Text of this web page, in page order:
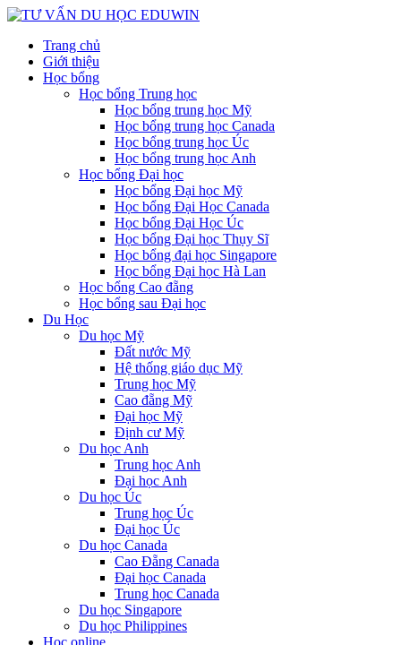
Trang chủ
Giới thiệu
Học bổng
Học bổng Trung học
Học bổng trung học Mỹ
Học bổng trung học Canada
Học bổng trung học Úc
Học bổng trung học Anh
Học bổng Đại học
Học bổng Đại học Mỹ
Học bổng Đại Học Canada
Học bổng Đại Học Úc
Học bổng Đại học Thụy Sĩ
Học bổng đại học Singapore
Học bổng Đại học Hà Lan
Học bổng Cao đẵng
Học bổng sau Đại học
Du Học
Du học Mỹ
Đất nước Mỹ
Hệ thống giáo dục Mỹ
Trung học Mỹ
Cao đẵng Mỹ
Đại học Mỹ
Định cư Mỹ
Du học Anh
Trung học Anh
Đại học Anh
Du học Úc
Trung học Úc
Đại học Úc
Du học Canada
Cao Đẵng Canada
Đại học Canada
Trung học Canada
Du học Singapore
Du học Philippines
Học online